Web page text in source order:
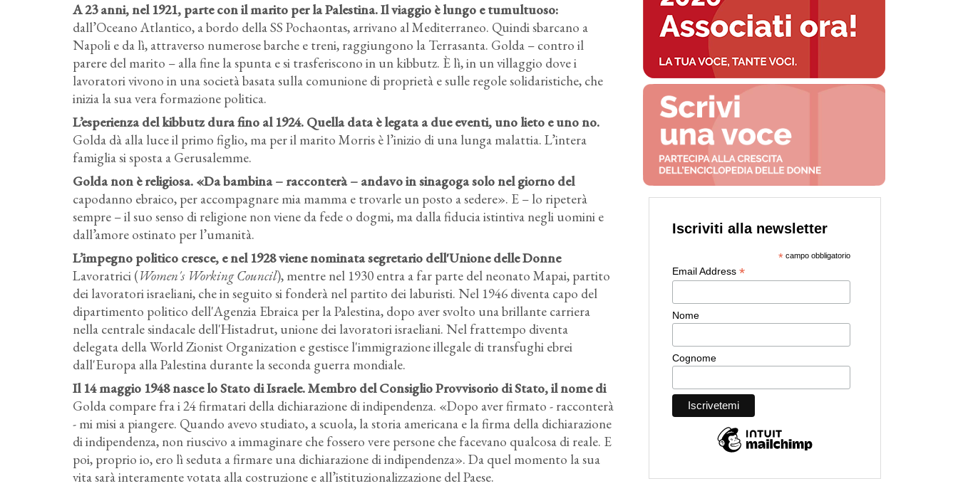
A 23 anni, nel 1921, parte con il marito per la Palestina. Il viaggio è lungo e tumultuoso:
dall’Oceano Atlantico, a bordo della SS Pochaontas, arrivano al Mediterraneo. Quindi sbarcano a
Napoli e da lì, attraverso numerose barche e treni, raggiungono la Terrasanta. Golda – contro il
parere del marito – alla fine la spunta e si trasferiscono in un kibbutz. È lì, in un villaggio dove i
lavoratori vivono in una società basata sulla comunione di proprietà e sulle regole solidaristiche, che
inizia la sua vera formazione politica.
L’esperienza del kibbutz dura fino al 1924. Quella data è legata a due eventi, uno lieto e uno no.
Golda dà alla luce il primo figlio, ma per il marito Morris è l’inizio di una lunga malattia. L’intera
famiglia si sposta a Gerusalemme.
Golda non è religiosa. «Da bambina – racconterà – andavo in sinagoga solo nel giorno del
capodanno ebraico, per accompagnare mia mamma e trovarle un posto a sedere». E – lo ripeterà
sempre – il suo senso di religione non viene da fede o dogmi, ma dalla fiducia istintiva negli uomini e
dall’amore ostinato per l’umanità.
L’impegno politico cresce, e nel 1928 viene nominata segretario dell'Unione delle Donne
Lavoratrici (Women's Working Council), mentre nel 1930 entra a far parte del neonato Mapai, partito
dei lavoratori israeliani, che in seguito si fonderà nel partito dei laburisti. Nel 1946 diventa capo del
dipartimento politico dell'Agenzia Ebraica per la Palestina, dopo aver svolto una brillante carriera
nella centrale sindacale dell'Histadrut, unione dei lavoratori israeliani. Nel frattempo diventa
delegata della World Zionist Organization e gestisce l'immigrazione illegale di transfughi ebrei
dall'Europa alla Palestina durante la seconda guerra mondiale.
Il 14 maggio 1948 nasce lo Stato di Israele. Membro del Consiglio Provvisorio di Stato, il nome di
Golda compare fra i 24 firmatari della dichiarazione di indipendenza. «Dopo aver firmato - racconterà
- mi misi a piangere. Quando avevo studiato, a scuola, la storia americana e la firma della dichiarazione
di indipendenza, non riuscivo a immaginare che fossero vere persone che facevano qualcosa di reale. E
poi, proprio io, ero lì seduta a firmare una dichiarazione di indipendenza». Da quel momento la sua
vita sarà interamente votata alla costruzione e all’istituzionalizzazione del Paese.